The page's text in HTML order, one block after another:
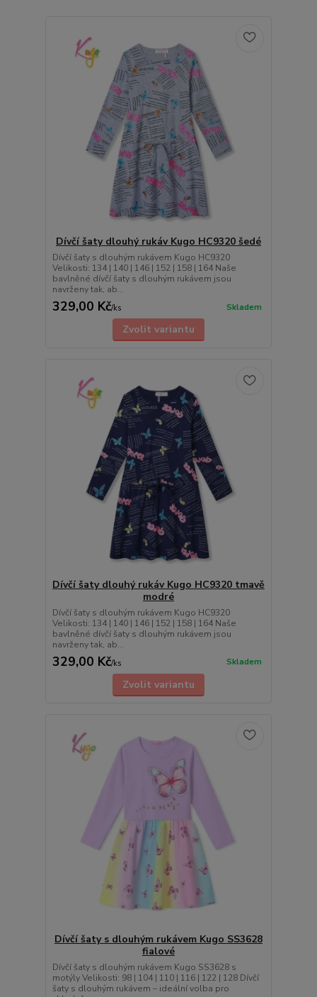
Dívčí šaty dlouhý rukáv Kugo HC9320 šedé
Dívčí šaty s dlouhým rukávem Kugo HC9320
Velikosti: 134 | 140 | 146 | 152 | 158 | 164 Naše
bavlněné dívčí šaty s dlouhým rukávem jsou
navrženy tak, ab...
329,00 Kč/ks Skladem
Zvolit variantu
Dívčí šaty dlouhý rukáv Kugo HC9320 tmavě
modré
Dívčí šaty s dlouhým rukávem Kugo HC9320
Velikosti: 134 | 140 | 146 | 152 | 158 | 164 Naše
bavlněné dívčí šaty s dlouhým rukávem jsou
navrženy tak, ab...
329,00 Kč/ks Skladem
Zvolit variantu
Dívčí šaty s dlouhým rukávem Kugo SS3628
fialové
Dívčí šaty s dlouhým rukávem Kugo SS3628 s
motýly Velikosti: 98 | 104 | 110 | 116 | 122 | 128 Dívčí
šaty s dlouhým rukávem – ideální volba pro